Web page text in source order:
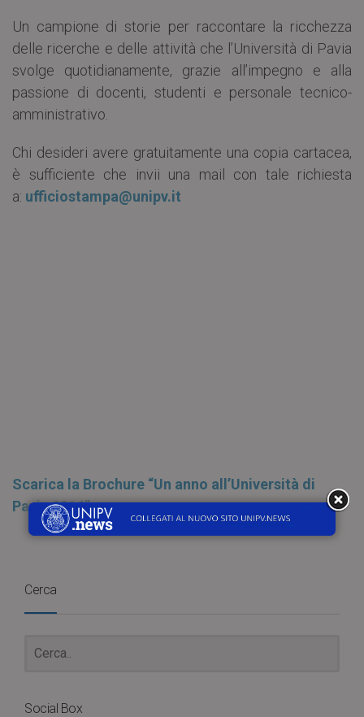
Un campione di storie per raccontare la ricchezza
delle ricerche e delle attività che l’Università di Pavia
svolge quotidianamente, grazie all’impegno e alla
passione di docenti, studenti e personale tecnico-
amministrativo.
Chi desideri avere gratuitamente una copia cartacea,
è sufficiente che invii una mail con tale richiesta
a: ufficiostampa@unipv.it
Scarica la Brochure “Un anno all’Università di
Pavia 2016”
Cerca
Social Box